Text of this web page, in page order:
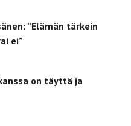
”Elämän tärkein
ei”
on täyttä ja